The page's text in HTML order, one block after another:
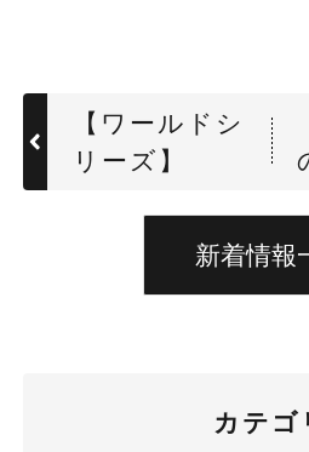
【ワールドシ
リーズ】
新着情報
カテゴ